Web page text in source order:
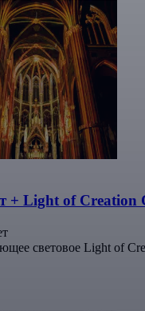
+ Light of Creation
световое Light of